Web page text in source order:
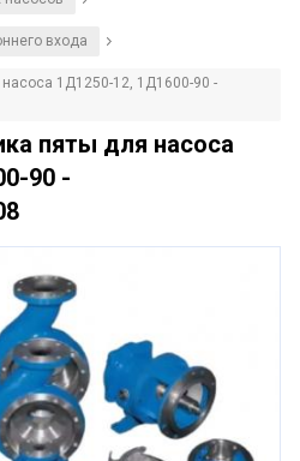
/
входа /
1Д1250-12, 1Д1600-90 -
пяты для насоса
90 -